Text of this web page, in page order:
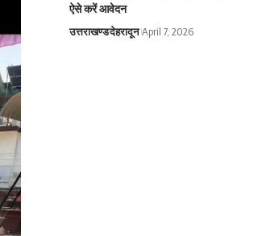
ऐसे करें आवेदन
उत्तराखण्डदेहरादून April 7, 2026